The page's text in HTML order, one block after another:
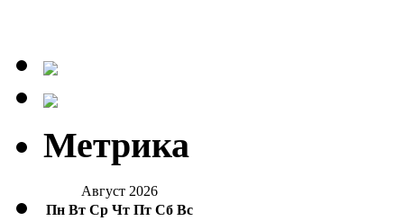
Метрика
Август 2026
Пн Вт Ср Чт Пт Сб Вс